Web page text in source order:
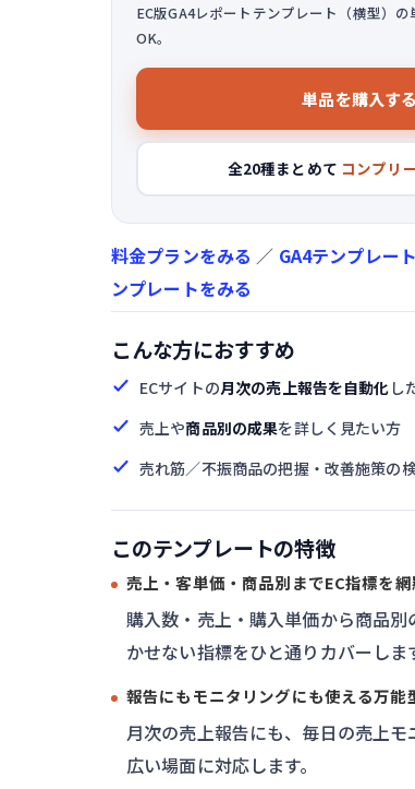
EC版GA4レポートテンプレート（横型）
OK。
単品を購入す
全20種まとめて コンプリ
料金プランをみる ／ GA4テンプレー
ンプレートをみる
こんな方におすすめ
ECサイトの月次の売上報告を自動化 し
売上や商品別の成果を詳しく見たい方
売れ筋／不振商品の把握・改善施策の
このテンプレートの特徴
売上・客単価・商品別までEC指標を網
購入数・売上・購入単価から商品別
かせない指標をひと通りカバーしま
報告にもモニタリングにも使える万能
月次の売上報告にも、毎日の売上
広い場面に対応します。